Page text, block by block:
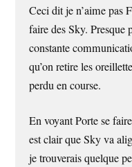
Ceci dit je n’aime pas
faire des Sky. Presque
constante
qu’on retire les
perdu en course.
En voyant Porte se
est clair que Sky va
je trouverais quelque